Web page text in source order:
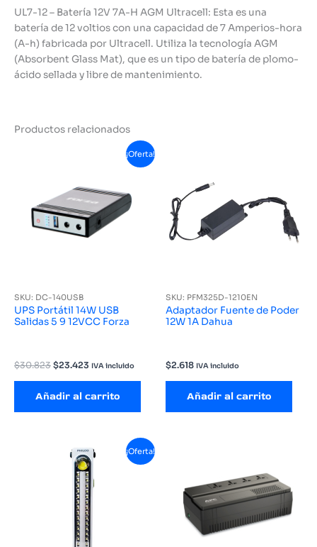
UL7-12 – Batería 12V 7A-H AGM Ultracell: Esta es una
batería de 12 voltios con una capacidad de 7 Amperios-hora
(A-h) fabricada por Ultracell. Utiliza la tecnología AGM
(Absorbent Glass Mat), que es un tipo de batería de plomo-
ácido sellada y libre de mantenimiento.
Productos relacionados
¡Oferta!
SKU: DC-140USB
UPS Portátil 14W USB
Salidas 5 9 12VCC Forza
$30.823El
era:
$30.823.
$23.423 El
es:
$23.423.
IVA incluido
Añadir al carrito
SKU: PFM325D-1210EN
Adaptador Fuente de Poder
12W 1A Dahua
$2.618 IVA incluido
Añadir al carrito
¡Oferta!